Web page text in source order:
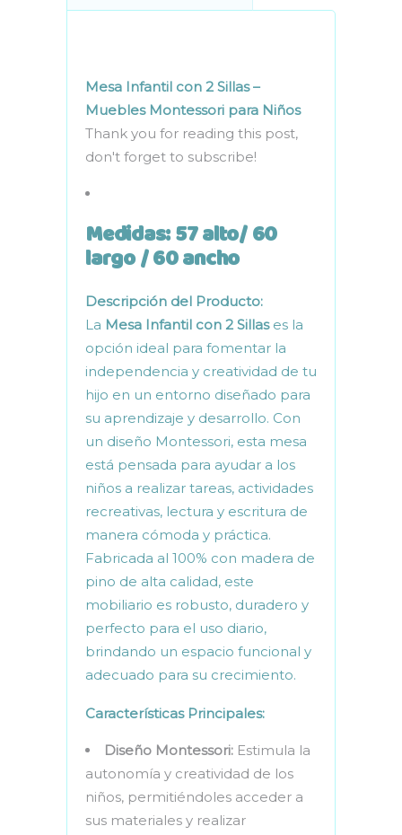
Mesa Infantil con 2 Sillas –
Muebles Montessori para Niños
Thank you for reading this post,
don't forget to subscribe!
Medidas: 57 alto/ 60
largo / 60 ancho
Descripción del Producto:
La Mesa Infantil con 2 Sillases la
opción ideal para fomentar la
independencia y creatividad de tu
hijo en un entorno diseñado para
su aprendizaje y desarrollo. Con
un diseño Montessori, esta mesa
está pensada para ayudar a los
niños a realizar tareas, actividades
recreativas, lectura y escritura de
manera cómoda y práctica.
Fabricada al 100% con madera de
pino de alta calidad, este
mobiliario es robusto, duradero y
perfecto para el uso diario,
brindando un espacio funcional y
adecuado para su crecimiento.
Características Principales:
Diseño Montessori: Estimula la
autonomía y creatividad de los
niños, permitiéndoles acceder a
sus materiales y realizar